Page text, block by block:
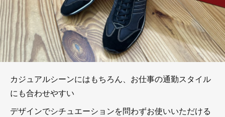
カジュアルシーンにはもちろん、お仕事の通勤スタイル
にも合わせやすい
デザインでシチュエーションを問わずお使いいただける